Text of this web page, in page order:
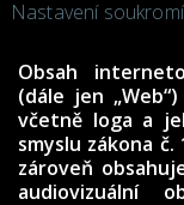
Nastavení soukromí
Obsah
(dále jen
včetně loga a
smyslu zákona
zároveň
audiovizuální